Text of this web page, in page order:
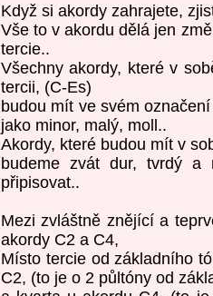
Když si akordy zahrajete,
Vše to v akordu dělá jen
tercie..
Všechny akordy, které v
tercii, (C-Es)
budou mít ve svém
jako minor, malý, moll..
Akordy, které budou mít v
budeme zvát dur, tvrdý a
připisovat..
Mezi zvláštně znějící a
akordy C2 a C4,
Místo tercie od základního
C2, (to je o 2 půltóny od